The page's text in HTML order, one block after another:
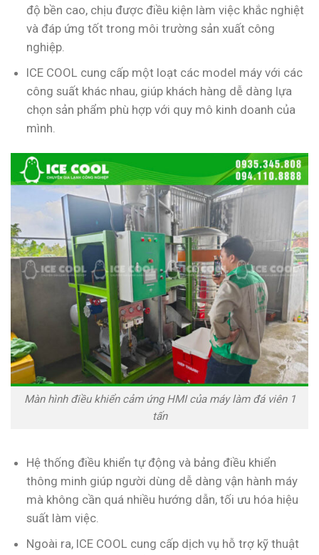
độ bền cao, chịu được điều kiện làm việc khắc nghiệt
và đáp ứng tốt trong môi trường sản xuất công
nghiệp.
ICE COOL cung cấp một loạt các model máy với các
công suất khác nhau, giúp khách hàng dễ dàng lựa
chọn sản phẩm phù hợp với quy mô kinh doanh của
mình.
Màn hình điều khiển cảm ứng HMI của máy làm đá viên 1
tấn
Hệ thống điều khiển tự động và bảng điều khiển
thông minh giúp người dùng dễ dàng vận hành máy
mà không cần quá nhiều hướng dẫn, tối ưu hóa hiệu
suất làm việc.
Ngoài ra, ICE COOL cung cấp dịch vụ hỗ trợ kỹ thuật